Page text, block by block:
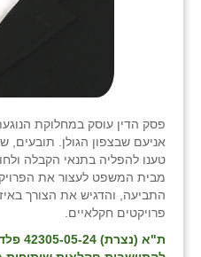
פסק הדין עוסק במחלוקת
אניעם שבצפון הגולן. תובעים,
טענו להפליה בתנאי הקבלה
מבית המשפט לעצור את
התביעה, והדגיש את הצורך
פרויקטים חקלאיים.
ת"א